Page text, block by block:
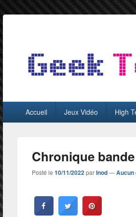
GeekTest
principalAccueil Jeux Vidéo High
Chronique
Posté le 10/11/2022parInod—Aucun